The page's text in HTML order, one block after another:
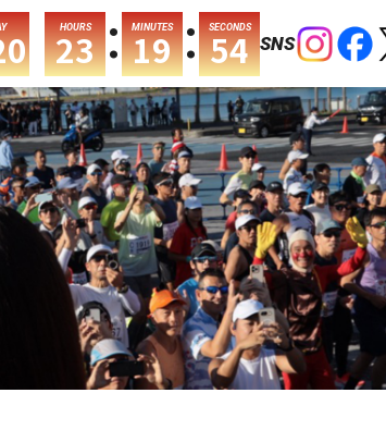
HOURS
23 : MINUTES
19 : SECONDS
54 SNS